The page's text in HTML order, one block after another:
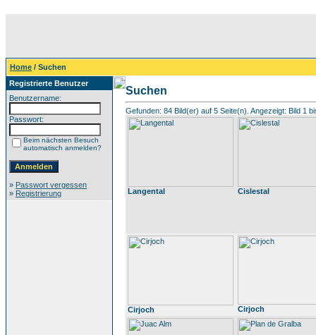
Home / Suchen
Registrierte Benutzer
Benutzername:
Passwort:
Beim nächsten Besuch
automatisch anmelden?
» Passwort vergessen
» Registrierung
Suchen
Gefunden: 84 Bild(er) auf 5 Seite(n). Angezeigt: Bild 1
Langental Cislestal
Cirjoch Cirjoch